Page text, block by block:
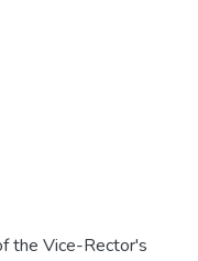
the Vice-Rector's